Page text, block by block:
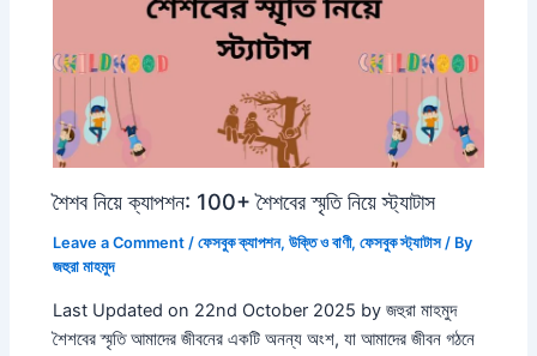
শৈশব নিয়ে ক্যাপশন: 100+ শৈশবের স্মৃতি নিয়ে স্ট্যাটাস
Leave a Comment /ফেসবুক ক্যাপশন,উক্তি ও বাণী,ফেসবুক স্ট্যাটাস/ By
জহুরা মাহমুদ
Last Updated on 22nd October 2025 by জহুরা মাহমুদ
শৈশবের স্মৃতি আমাদের জীবনের একটি অনন্য অংশ, যা আমাদের জীবন গঠনে